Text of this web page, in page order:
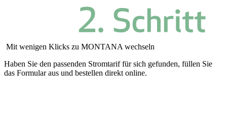
Mit wenigen Klicks zu MONTANA wechseln
Haben Sie den passenden Stromtarif für sich gefunden, füllen Sie
das Formular aus und bestellen direkt online.